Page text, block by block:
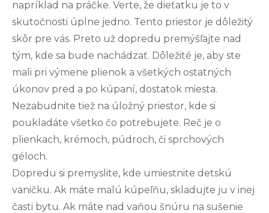
napríklad na práčke. Verte, že dieťatku je to v
skutočnosti úplne jedno. Tento priestor je dôležitý
skôr pre vás. Preto už dopredu premýšľajte nad
tým, kde sa bude nachádzať. Dôležité je, aby ste
mali pri výmene plienok a všetkých ostatných
úkonov pred a po kúpaní, dostatok miesta.
Nezabudnite tiež na úložný priestor, kde si
poukladáte všetko čo potrebujete. Reč je o
plienkach, krémoch, púdroch, či sprchových
géloch.
Dopredu si premyslite, kde umiestnite detskú
vaničku. Ak máte malú kúpeľňu, skladujte ju v inej
časti bytu. Ak máte nad vaňou šnúru na sušenie